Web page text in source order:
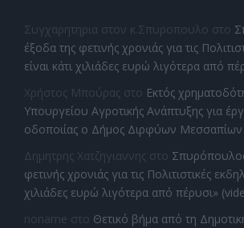
Συγχαρητηρια στον κ.Σπυροπουλο στο
έξοδα της φετινής χρονιάς για τις
είναι κάτι χιλιάδες ευρώ λιγότερα από
Χρήστος Μπούρας στο Εκτός
Υπουργείου Αγροτικής Ανάπτυξης για
οδοποιίας ο Δήμος Διρφύων Μεσσαπίων
Δημητρης Χατζηγιαννης στο
φετινής χρονιάς για τις Πολιτιστικές
χιλιάδες ευρώ λιγότερα από πέρυσι»
noname στο Θετικό βήμα από τη